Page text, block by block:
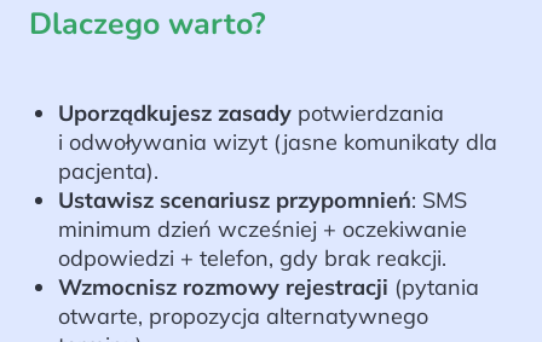
Dlaczego warto?
Uporządkujesz zasadypotwierdzania
i odwoływania wizyt (jasne komunikaty dla
pacjenta).
Ustawisz scenariusz przypomnień: SMS
minimum dzień wcześniej + oczekiwanie
odpowiedzi + telefon, gdy brak reakcji.
Wzmocnisz rozmowy rejestracji (pytania
otwarte, propozycja alternatywnego